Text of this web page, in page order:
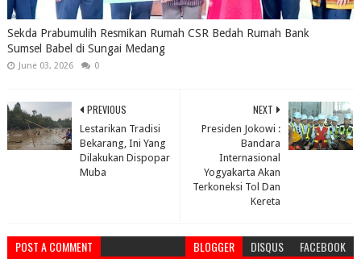
Sekda Prabumulih Resmikan Rumah CSR Bedah Rumah Bank
Sumsel Babel di Sungai Medang
June 03, 2026 0
NEXT
Presiden Jokowi :
Bandara
Internasional
Yogyakarta Akan
Terkoneksi Tol Dan
Kereta
PREVIOUS
Lestarikan Tradisi
Bekarang, Ini Yang
Dilakukan Dispopar
Muba
POST A COMMENT BLOGGER DISQUS FACEBOOK